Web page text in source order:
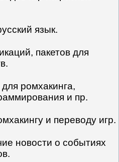
язык.
пакетов для
ромхакинга,
и пр.
и переводу игр.
новости о событиях